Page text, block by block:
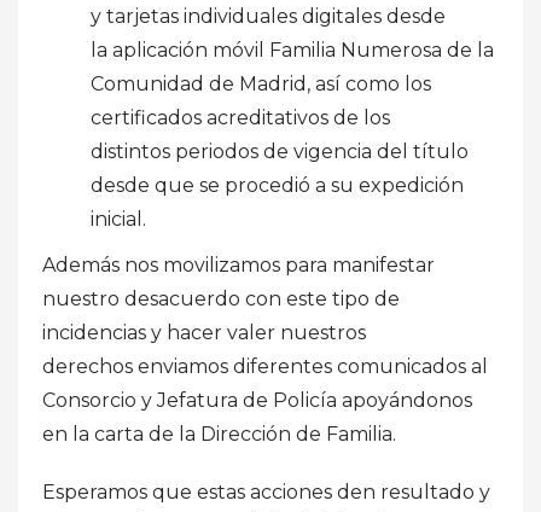
y tarjetas individuales digitales desde
la aplicación móvil Familia Numerosa de la
Comunidad de Madrid, así como los
certificados acreditativos de los
distintos periodos de vigencia del título
desde que se procedió a su expedición
inicial.
Además nos movilizamos para manifestar
nuestro desacuerdo con este tipo de
incidencias y hacer valer nuestros
derechos enviamos diferentes comunicados al
Consorcio y Jefatura de Policía apoyándonos
en la carta de la Dirección de Familia.
Esperamos que estas acciones den resultado y